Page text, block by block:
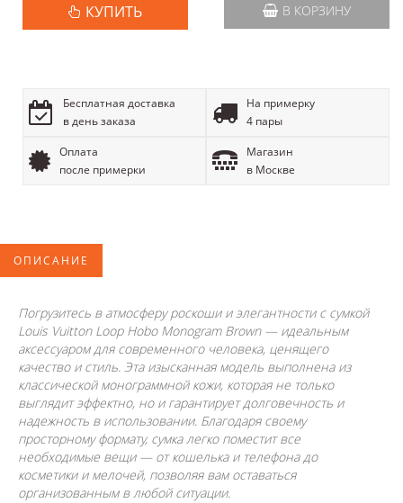
КУПИТЬ В КОРЗИНУ
Бесплатная доставка
в день заказа
На примерку
4 пары
Оплата
после примерки
Магазин
в Москве
ОПИСАНИЕ
Погрузитесь в атмосферу роскоши и элегантности с сумкой
Louis Vuitton Loop Hobo Monogram Brown — идеальным
аксессуаром для современного человека, ценящего
качество и стиль. Эта изысканная модель выполнена из
классической монограммной кожи, которая не только
выглядит эффектно, но и гарантирует долговечность и
надежность в использовании. Благодаря своему
просторному формату, сумка легко поместит все
необходимые вещи — от кошелька и телефона до
косметики и мелочей, позволяя вам оставаться
организованным в любой ситуации.